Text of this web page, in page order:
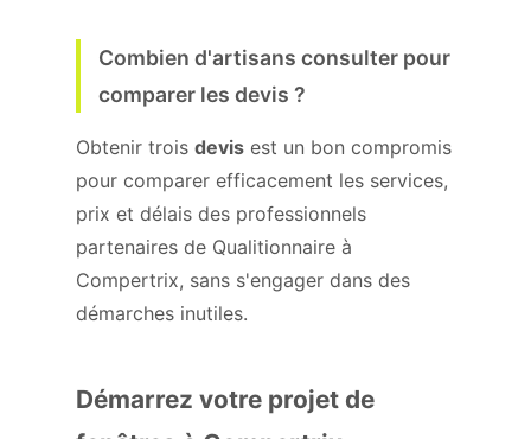
Combien d'artisans consulter pour
comparer les devis ?
Obtenir trois devis est un bon compromis
pour comparer efficacement les services,
prix et délais des professionnels
partenaires de Qualitionnaire à
Compertrix, sans s'engager dans des
démarches inutiles.
Démarrez votre projet de